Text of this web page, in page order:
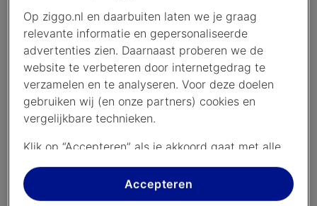
mogelijkheid hebt een
internetkabel aan te sluiten, kun je
ook gebruik maken van wifi.
Zet je mediabox tenminste 10 seconden uit en doe
hem weer aan met deaan-uitknopop
de
van het apparaat. Of haal de stekker
Op ziggo.nl en daarbuiten laten we je graag
relevante informatie en gepersonaliseerde
advertenties zien. Daarnaast proberen we de
website te verbeteren door internetgedrag te
verzamelen en te analyseren. Voor deze doelen
gebruiken wij (en onze partners) cookies en
vergelijkbare technieken.
Klik op “Accepteren” als je akkoord gaat met alle
cookies. Kies je voor “Nee, liever niet”, dan
plaatsen we alleen strikt noodzakelijke cookies om
de website goed te laten werken. Dat betekent
Accepteren